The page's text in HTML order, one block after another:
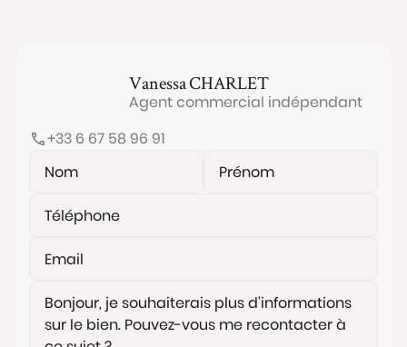
avec, par lot, une taxe foncière annuelle de 723,80 €
et des charges de 198 € par trimestre.
Les informations sur les risques auxquels ce bien est
exposé sont disponibles sur le site
www.georisques.gouv.fr
VanessaCHARLET
Agent commercial indépendant
+33 6 67 58 96 91